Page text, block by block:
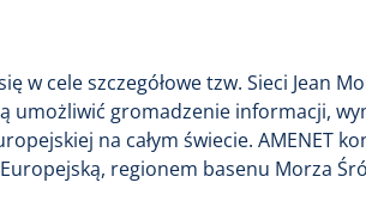
w cele szczegółowe tzw. Sieci Jean
umożliwić gromadzenie informacji,
na całym świecie. AMENET
regionem basenu Morza